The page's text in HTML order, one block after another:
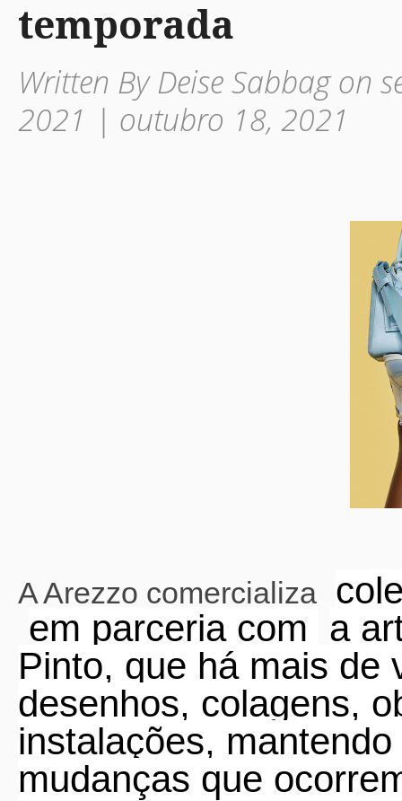
temporada
Written By Deise Sabbag on
2021 | outubro 18, 2021
A Arezzo comercializa
em parceria com a
Pinto, que há mais de
desenhos, colagens,
instalações, mantendo
mudanças que